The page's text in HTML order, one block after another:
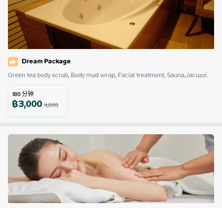
Dream Package
Green tea body scrub, Body mud wrap, Facial treatment, Sauna,Jacuzzi.
180分钟
฿3,0004,000